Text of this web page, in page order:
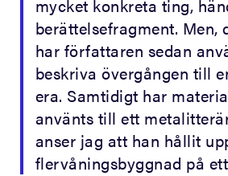
mycket konkreta ting,
berättelsefragment. Men,
har författaren sedan
beskriva övergången till
era. Samtidigt har
använts till ett
anser jag att han hållit
flervåningsbyggnad på